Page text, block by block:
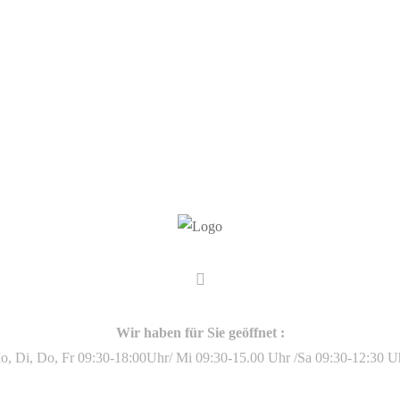
Wir haben für Sie geöffnet :
Di, Do, Fr 09:30-18:00Uhr/ Mi 09:30-15.00 Uhr /Sa 09:30-12:30